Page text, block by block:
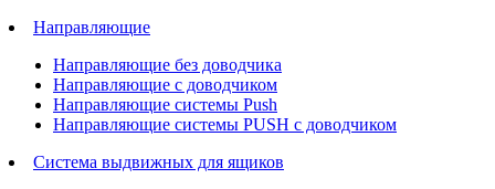
Направляющие
Направляющие без доводчика
Направляющие с доводчиком
Направляющие системы Push
Направляющие системы PUSH с доводчиком
Система выдвижных для ящиков